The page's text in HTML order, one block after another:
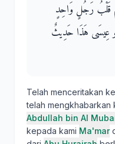
قَلْبُ رَجُلٍ وَاحِدٍ
عِيسَى هَذَا حَدِيثٌ
Telah menceritakan
telah mengkhabarkan
Abdullah bin Al
kepada kami Ma'mar